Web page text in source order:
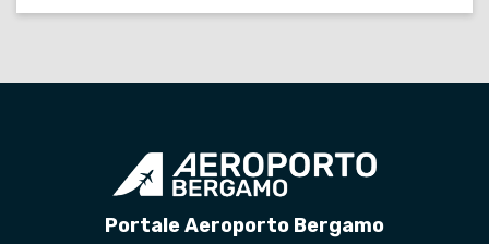
Portale Aeroporto Bergamo